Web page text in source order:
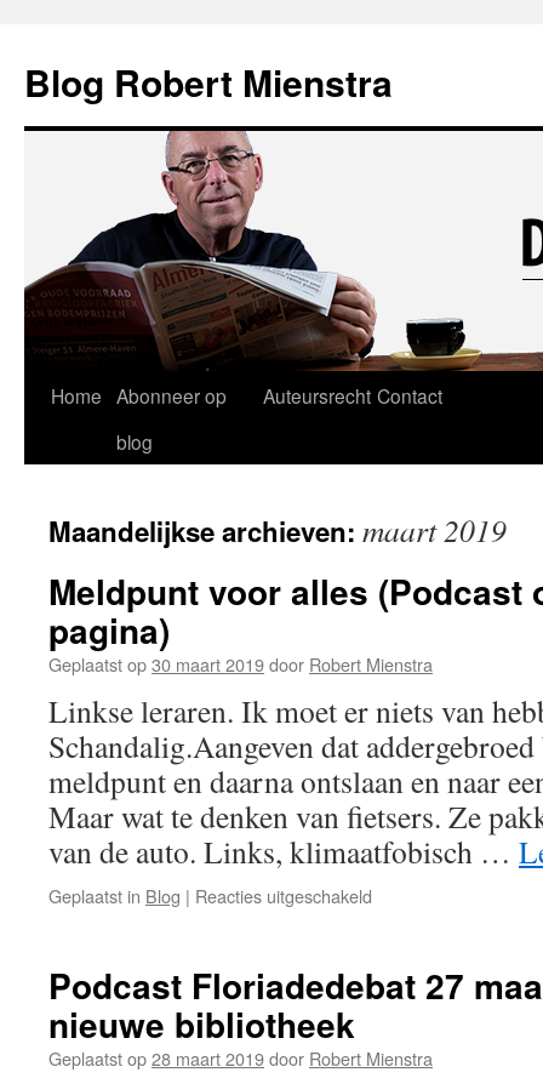
Blog Robert Mienstra
Ga
inhoud
Home Abonneer op
blog
Auteursrecht Contact
Maandelijkse archieven: maart 2019
Meldpunt voor alles (Podcast
pagina)
Geplaatst op30 maart 2019door Robert Mienstra
Linkse leraren. Ik moet er niets van
Schandalig.Aangeven dat
meldpunt en daarna ontslaan en naar
Maar wat te denken van fietsers. Ze
van de auto. Links, klimaatfobisch …
Geplaatst in Blog | Reacties uitgeschakeld
(Podcast
pagina)
Podcast Floriadedebat 27
nieuwe bibliotheek
Geplaatst op28 maart 2019door Robert Mienstra